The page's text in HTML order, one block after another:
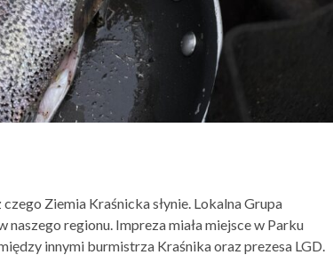
Ziemia Kraśnicka słynie. Lokalna Grupa
regionu. Impreza miała miejsce w Parku
innymi burmistrza Kraśnika oraz prezesa LGD.